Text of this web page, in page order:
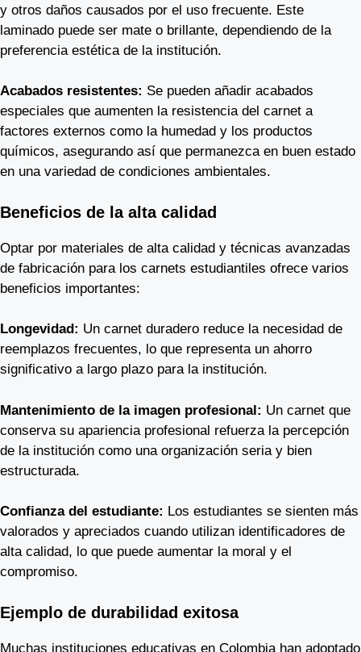
y otros daños causados por el uso frecuente. Este
laminado puede ser mate o brillante, dependiendo de la
preferencia estética de la institución.
Acabados resistentes: Se pueden añadir acabados
especiales que aumenten la resistencia del carnet a
factores externos como la humedad y los productos
químicos, asegurando así que permanezca en buen estado
en una variedad de condiciones ambientales.
Beneficios de la alta calidad
Optar por materiales de alta calidad y técnicas avanzadas
de fabricación para los carnets estudiantiles ofrece varios
beneficios importantes:
Longevidad: Un carnet duradero reduce la necesidad de
reemplazos frecuentes, lo que representa un ahorro
significativo a largo plazo para la institución.
Mantenimiento de la imagen profesional: Un carnet que
conserva su apariencia profesional refuerza la percepción
de la institución como una organización seria y bien
estructurada.
Confianza del estudiante: Los estudiantes se sienten más
valorados y apreciados cuando utilizan identificadores de
alta calidad, lo que puede aumentar la moral y el
compromiso.
Ejemplo de durabilidad exitosa
Muchas instituciones educativas en Colombia han adoptado